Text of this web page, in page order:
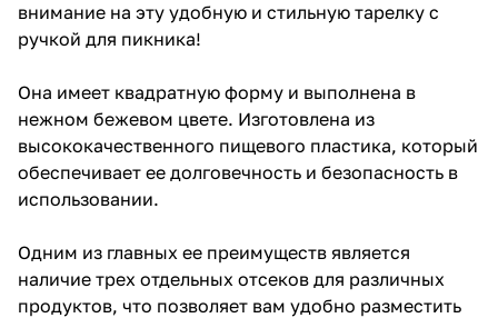
внимание на эту удобную и стильную тарелку с
ручкой для пикника!
Она имеет квадратную форму и выполнена в
нежном бежевом цвете. Изготовлена из
высококачественного пищевого пластика, который
обеспечивает ее долговечность и безопасность в
использовании.
Одним из главных ее преимуществ является
наличие трех отдельных отсеков для различных
продуктов, что позволяет вам удобно разместить